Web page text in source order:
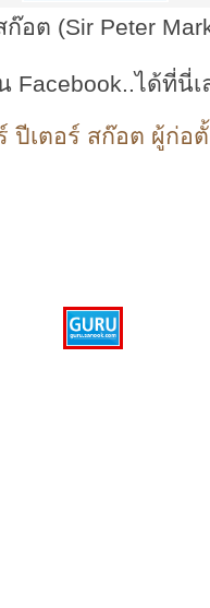
ก๊อต (Sir Peter
Facebook..ได้ที่นี่เ
ปีเตอร์ สก๊อต ผู้ก่อ